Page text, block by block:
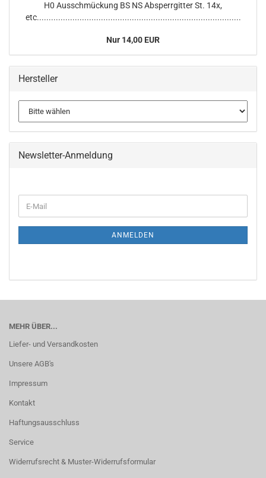
H0 Ausschmückung BS NS Absperrgitter St. 14x,
etc......................................................................................
Nur 14,00 EUR
Hersteller
Newsletter-Anmeldung
ZUR
E-
Mail
ANMELDEN
MEHR ÜBER...
Liefer- und Versandkosten
Unsere AGB's
Impressum
Kontakt
Haftungsausschluss
Service
Widerrufsrecht & Muster-Widerrufsformular